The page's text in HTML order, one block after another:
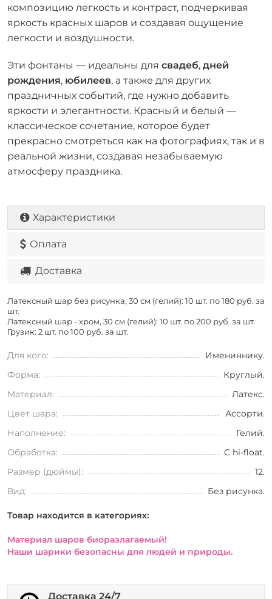
композицию легкость и контраст, подчеркивая
яркость красных шаров и создавая ощущение
легкости и воздушности.
Эти фонтаны — идеальны для свадеб, дней
рождения, юбилеев, а также для других
праздничных событий, где нужно добавить
яркости и элегантности. Красный и белый —
классическое сочетание, которое будет
прекрасно смотреться как на фотографиях, так и в
реальной жизни, создавая незабываемую
атмосферу праздника.
Характеристики
Оплата
Доставка
Латексный шар без рисунка, 30 см (гелий): 10 шт. по 180 руб. за
шт.
Латексный шар - хром, 30 см (гелий): 10 шт. по 200 руб. за шт.
Грузик: 2 шт. по 100 руб. за шт.
Для кого:
Имениннику.
Форма:
Круглый.
Материал:
Латекс.
Цвет шара:
Ассорти.
Наполнение:
Гелий.
Обработка:
С hi-float.
Размер (дюймы):
12.
Вид:
Без рисунка.
Товар находится в категориях:
Материал шаров биоразлагаемый!
Наши шарики безопасны для людей и природы.
Доставка 24/7